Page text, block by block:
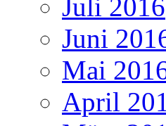
Juli 2016
Juni
Mai
April